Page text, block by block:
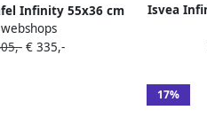
Infinity 55x36 cm
Mat Wit
€ 335,-
Isvea
17%